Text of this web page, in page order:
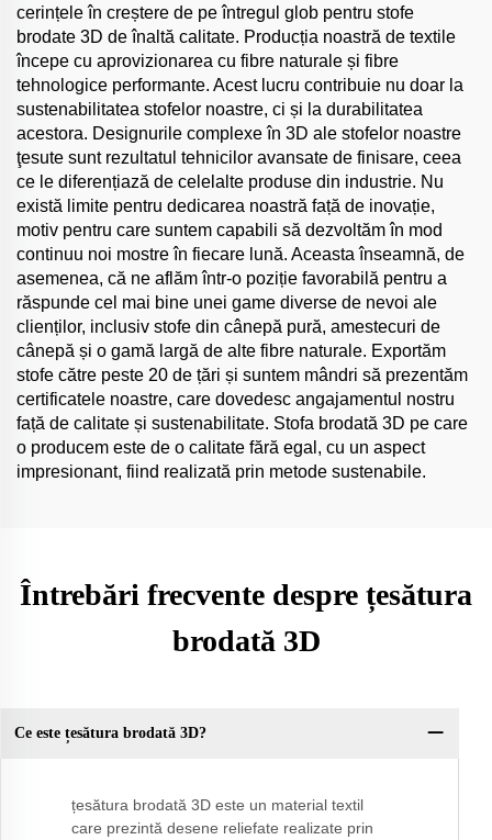
cerințele în creștere de pe întregul glob pentru stofe
brodate 3D de înaltă calitate. Producția noastră de textile
începe cu aprovizionarea cu fibre naturale și fibre
tehnologice performante. Acest lucru contribuie nu doar la
sustenabilitatea stofelor noastre, ci și la durabilitatea
acestora. Designurile complexe în 3D ale stofelor noastre
ţesute sunt rezultatul tehnicilor avansate de finisare, ceea
ce le diferențiază de celelalte produse din industrie. Nu
există limite pentru dedicarea noastră față de inovație,
motiv pentru care suntem capabili să dezvoltăm în mod
continuu noi mostre în fiecare lună. Aceasta înseamnă, de
asemenea, că ne aflăm într-o poziție favorabilă pentru a
răspunde cel mai bine unei game diverse de nevoi ale
clienților, inclusiv stofe din cânepă pură, amestecuri de
cânepă și o gamă largă de alte fibre naturale. Exportăm
stofe către peste 20 de țări și suntem mândri să prezentăm
certificatele noastre, care dovedesc angajamentul nostru
față de calitate și sustenabilitate. Stofa brodată 3D pe care
o producem este de o calitate fără egal, cu un aspect
impresionant, fiind realizată prin metode sustenabile.
Întrebări frecvente despre țesătura
brodată 3D
Ce este țesătura brodată 3D?
țesătura brodată 3D este un material textil
care prezintă desene reliefate realizate prin